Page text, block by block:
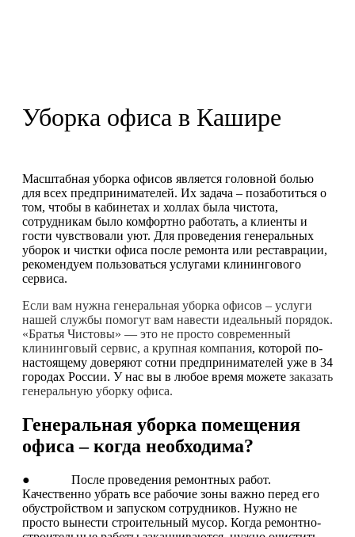
Уборка офиса в Кашире
Масштабная уборка офисов является головной болью
для всех предпринимателей. Их задача – позаботиться о
том, чтобы в кабинетах и холлах была чистота,
сотрудникам было комфортно работать, а клиенты и
гости чувствовали уют. Для проведения генеральных
уборок и чистки офиса после ремонта или реставрации,
рекомендуем пользоваться услугами клинингового
сервиса.
Если вам нужна генеральная уборка офисов – услуги
нашей службы помогут вам навести идеальный порядок.
«Братья Чистовы» — это не просто современный
клининговый сервис, а крупная компания, которой по-
настоящему доверяют сотни предпринимателей уже в 34
городах России. У нас вы в любое время можете заказать
генеральную уборку офиса.
Генеральная уборка помещения
офиса – когда необходима?
● После проведения ремонтных работ.
Качественно убрать все рабочие зоны важно перед его
обустройством и запуском сотрудников. Нужно не
просто вынести строительный мусор. Когда ремонтно-